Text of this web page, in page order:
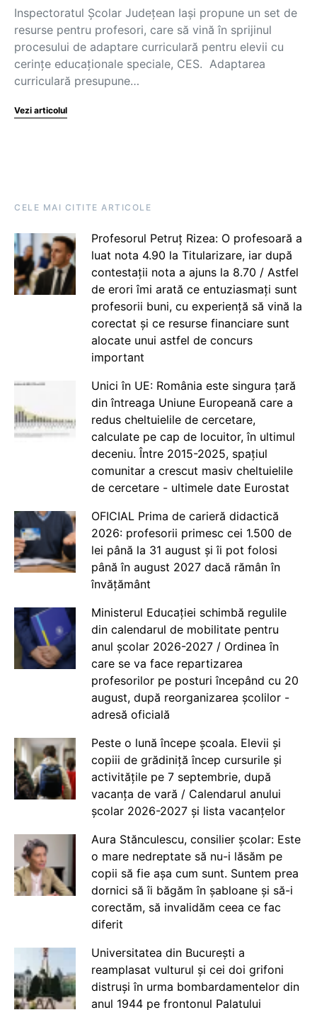
Inspectoratul Școlar Județean Iași propune un set de
resurse pentru profesori, care să vină în sprijinul
procesului de adaptare curriculară pentru elevii cu
cerințe educaționale speciale, CES. Adaptarea
curriculară presupune…
Vezi articolul
CELE MAI CITITE ARTICOLE
Profesorul Petruț Rizea: O profesoară a
luat nota 4.90 la Titularizare, iar după
contestații nota a ajuns la 8.70 / Astfel
de erori îmi arată ce entuziasmați sunt
profesorii buni, cu experiență să vină la
corectat și ce resurse financiare sunt
alocate unui astfel de concurs
important
Unici în UE: România este singura țară
din întreaga Uniune Europeană care a
redus cheltuielile de cercetare,
calculate pe cap de locuitor, în ultimul
deceniu. Între 2015-2025, spațiul
comunitar a crescut masiv cheltuielile
de cercetare - ultimele date Eurostat
OFICIAL Prima de carieră didactică
2026: profesorii primesc cei 1.500 de
lei până la 31 august și îi pot folosi
până în august 2027 dacă rămân în
învățământ
Ministerul Educației schimbă regulile
din calendarul de mobilitate pentru
anul școlar 2026-2027 / Ordinea în
care se va face repartizarea
profesorilor pe posturi începând cu 20
august, după reorganizarea școlilor -
adresă oficială
Peste o lună începe școala. Elevii și
copiii de grădiniță încep cursurile și
activitățile pe 7 septembrie, după
vacanța de vară / Calendarul anului
școlar 2026-2027 și lista vacanțelor
Aura Stănculescu, consilier școlar: Este
o mare nedreptate să nu-i lăsăm pe
copii să fie așa cum sunt. Suntem prea
dornici să îi băgăm în șabloane și să-i
corectăm, să invalidăm ceea ce fac
diferit
Universitatea din București a
reamplasat vulturul și cei doi grifoni
distruși în urma bombardamentelor din
anul 1944 pe frontonul Palatului